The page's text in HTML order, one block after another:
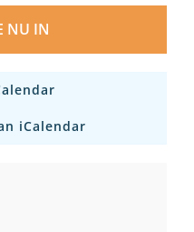
NU IN
iCalendar